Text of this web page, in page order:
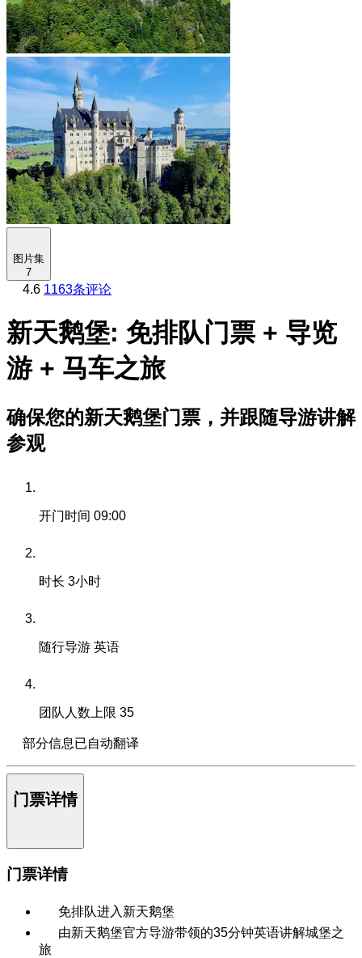
图片集
7
4.6 1163条评论
新天鹅堡: 免排队门票 + 导览
游 + 马车之旅
确保您的新天鹅堡门票，并跟随导游讲解
参观
开门时间 09:00
时长 3小时
随行导游 英语
团队人数上限 35
部分信息已自动翻译
门票详情
门票详情
免排队进入新天鹅堡
由新天鹅堡官方导游带领的35分钟英语讲解城堡之
旅